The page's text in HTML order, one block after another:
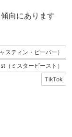
向にあります
スティン・ビーバー）
（ミスタービースト）
TikTok